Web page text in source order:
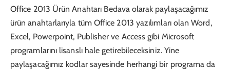
Office 2013 Ürün Anahtarı Bedava olarak paylaşacağımız
ürün anahtarlarıyla tüm Office 2013 yazılımları olan Word,
Excel, Powerpoint, Publisher ve Access gibi Microsoft
programlarını lisanslı hale getirebileceksiniz. Yine
paylaşacağımız kodlar sayesinde herhangi bir programa da